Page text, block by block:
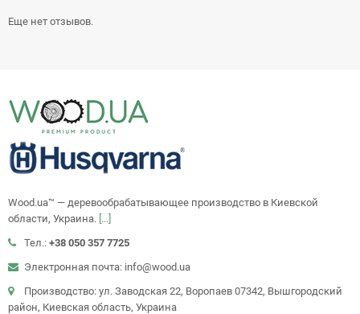
Еще нет отзывов.
Wood.ua™ — деревообрабатывающее производство в Киевской
области, Украина. [...]
Тел.: +38 050 357 7725
Электронная почта: info@wood.ua
Производство: ул. Заводская 22, Воропаев 07342, Вышгородский
район, Киевская область, Украина